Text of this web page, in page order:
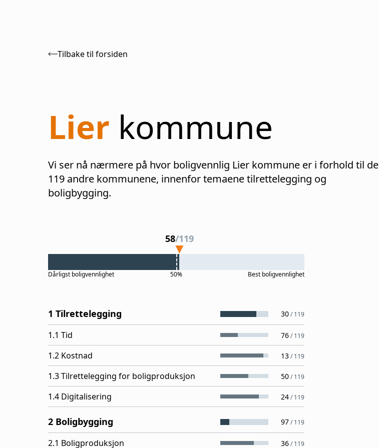
Tilbake til forsiden
Lier kommune
Vi ser nå nærmere på hvor boligvennlig Lier kommune er i forhold til de
119 andre kommunene, innenfor temaene tilrettelegging og
boligbygging.
58/119
Dårligst boligvennlighet 50% Best boligvennlighet
1 Tilrettelegging 30/119
1.1 Tid 76/119
1.2 Kostnad 13/119
1.3 Tilrettelegging for boligproduksjon 50/119
1.4 Digitalisering 24/119
2 Boligbygging 97/119
2.1 Boligproduksjon 36/119